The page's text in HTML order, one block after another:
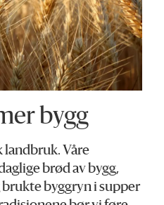
bygg
landbruk. Våre
brød av bygg,
byggryn i supper